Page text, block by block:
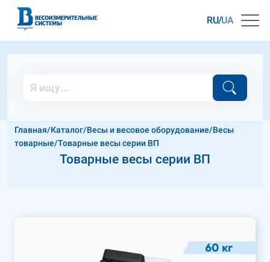
RU UA
Главная/Каталог/Весы и весовое оборудование/Весы
товарные/Товарные весы серии ВП
Товарные весы серии ВП